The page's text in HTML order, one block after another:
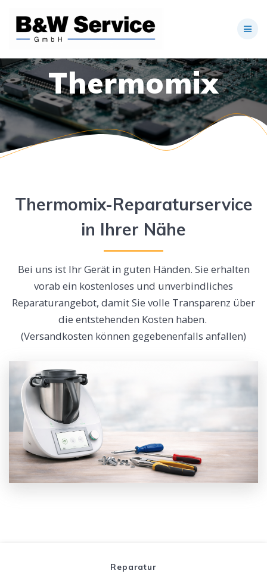
Inhalt
springen
Thermomix
Thermomix-Reparaturservice
in Ihrer Nähe
Bei uns ist Ihr Gerät in guten Händen. Sie erhalten
vorab ein kostenloses und unverbindliches
Reparaturangebot, damit Sie volle Transparenz über
die entstehenden Kosten haben.
(Versandkosten können gegebenenfalls anfallen)
Reparatur